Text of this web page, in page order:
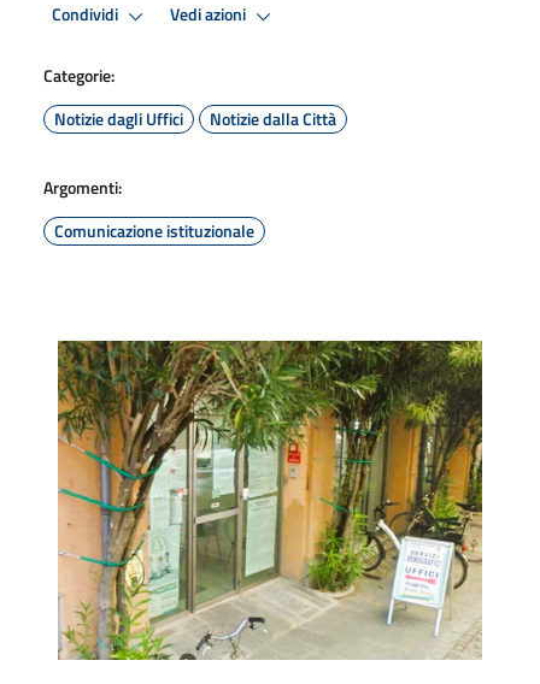
Condividi Vedi azioni
Categorie:
Notizie dagli Uffici
Notizie dalla Città
Argomenti:
Comunicazione istituzionale